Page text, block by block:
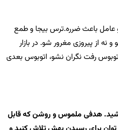
عامل باعث ضرره.ترس بیجا و طمع
از پیروزی مغرور شو. در بازار
رفت نگران نشو، اتوبوس بعدی
هدفی ملموس و روشن که قابل